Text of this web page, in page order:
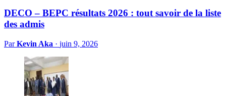
DECO – BEPC résultats 2026 : tout savoir de la liste
des admis
ParKevin Aka · juin 9, 2026